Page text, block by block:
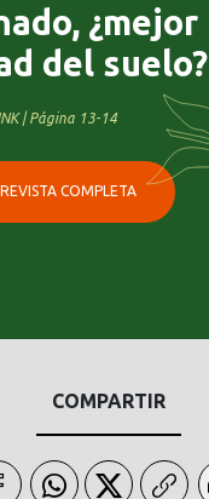
¿mejor
del suelo?
| Página 13-14
COMPLETA
COMPARTIR